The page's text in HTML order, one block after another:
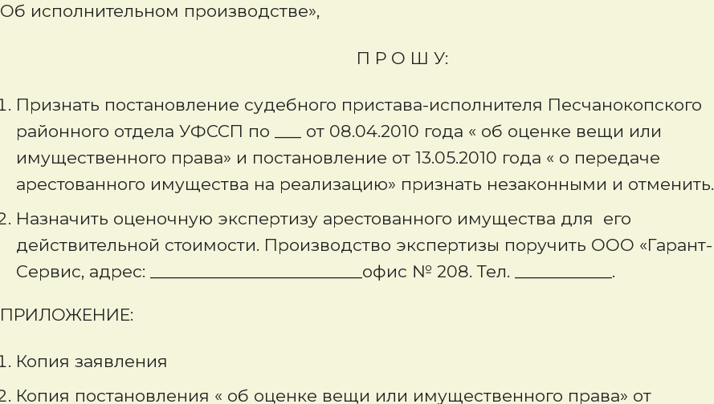
Об исполнительном производстве»,
П Р О Ш У:
Признать постановление судебного пристава-исполнителя Песчанокопского
районного отдела УФССП по ___ от 08.04.2010 года « об оценке вещи или
имущественного права» и постановление от 13.05.2010 года « о передаче
арестованного имущества на реализацию» признать незаконными и отменить.
Назначить оценочную экспертизу арестованного имущества для его
действительной стоимости. Производство экспертизы поручить ООО «Гарант-
Сервис, адрес: ________________________офис № 208. Тел. ___________.
ПРИЛОЖЕНИЕ:
Копия заявления
Копия постановления « об оценке вещи или имущественного права» от